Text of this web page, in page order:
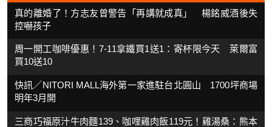
真的離婚了！方志友曾警告「再講就成真」 楊銘威酒後失
控嚇孩子
周一開工咖啡優惠！7-11拿鐵買1送1：寄杯限今天 萊爾富
買10送10
快訊／NITORI MALL海外第一家進駐台北圓山 1700坪商場
明年3月開
三商巧福原汁牛肉麵139、咖哩雞肉飯119元！雞湯桑：熊本